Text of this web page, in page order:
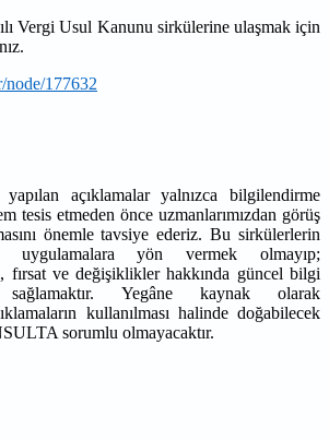
Vergi Usul Kanunu sirkülerine ulaşmak için
177632
açıklamalar yalnızca bilgilendirme
tesis etmeden önce uzmanlarımızdan görüş
önemle tavsiye ederiz. Bu sirkülerlerin
uygulamalara yön vermek olmayıp;
fırsat ve değişiklikler hakkında güncel bilgi
sağlamaktır. Yegâne kaynak olarak
kullanılması halinde doğabilecek
sorumlu olmayacaktır.